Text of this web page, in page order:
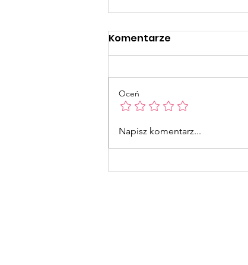
Naklejki Świąteczne
Komentarze
Oceń
Napisz komentarz...